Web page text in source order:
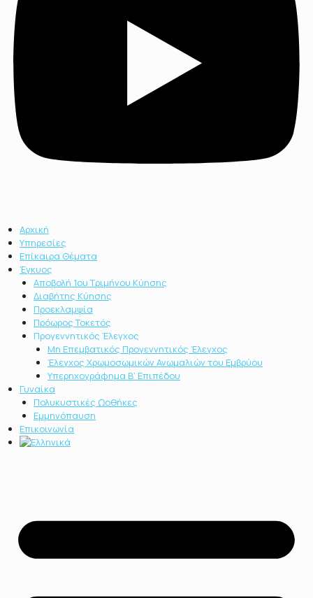
Αρχική
Υπηρεσίες
Επίκαιρα Θέματα
Έγκυος
Αποβολή 1ου Τριμήνου Κύησης
Διαβήτης Κύησης
Προεκλαμψία
Πρόωρος Τοκετός
Προγεννητικός Έλεγχος
Μη Επεμβατικός Προγεννητικός Έλεγχος
Έλεγχος Χρωμοσωμικών Ανωμαλιών του Εμβρύου
Υπερηχογράφημα Β’ Επιπέδου
Γυναίκα
Πολυκυστικές Ωοθήκες
Εμμηνόπαυση
Επικοινωνία